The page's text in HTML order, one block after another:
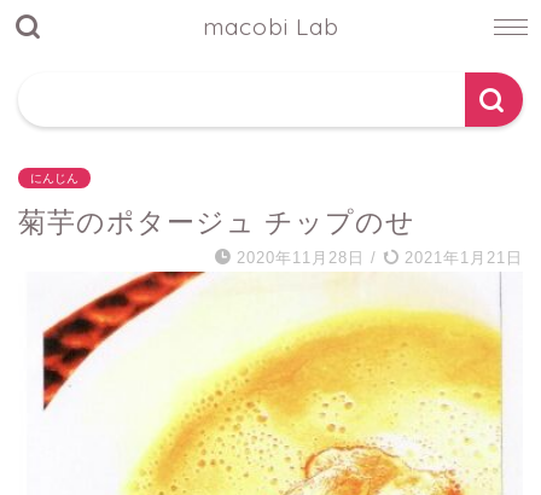
macobi Lab
にんじん
菊芋のポタージュ チップのせ
2020年11月28日 / 2021年1月21日